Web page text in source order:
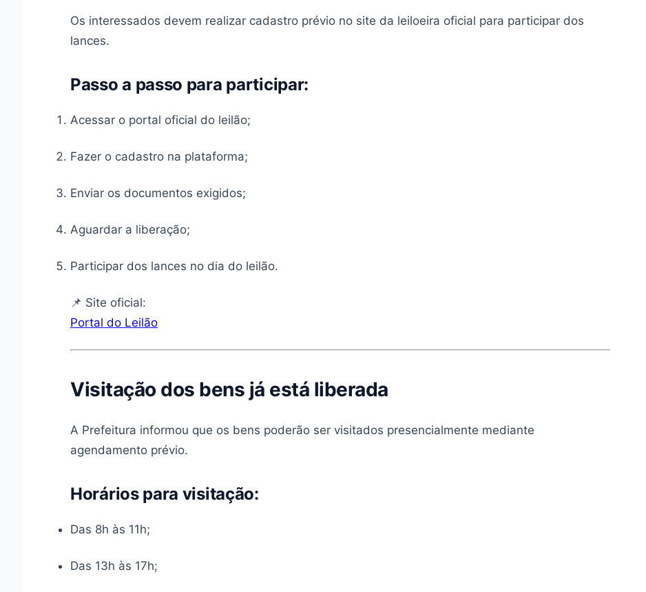
Os interessados devem realizar cadastro prévio no site da leiloeira oficial para participar dos
lances.
Passo a passo para participar:
Acessar o portal oficial do leilão;
Fazer o cadastro na plataforma;
Enviar os documentos exigidos;
Aguardar a liberação;
Participar dos lances no dia do leilão.
📌 Site oficial:
Portal do Leilão
Visitação dos bens já está liberada
A Prefeitura informou que os bens poderão ser visitados presencialmente mediante
agendamento prévio.
Horários para visitação:
Das 8h às 11h;
Das 13h às 17h;